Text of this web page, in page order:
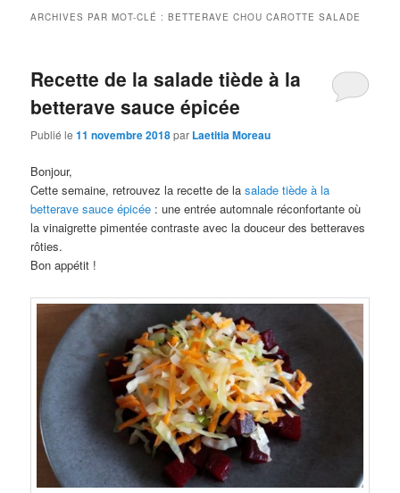
ARCHIVES PAR MOT-CLÉ :BETTERAVE CHOU CAROTTE SALADE
Recette de la salade tiède à la
betterave sauce épicée
Publié le11 novembre 2018par Laetitia Moreau
Bonjour,
Cette semaine, retrouvez la recette de lasalade tiède à la
betterave sauce épicée : une entrée automnale réconfortante où
la vinaigrette pimentée contraste avec la douceur des betteraves
rôties.
Bon appétit !